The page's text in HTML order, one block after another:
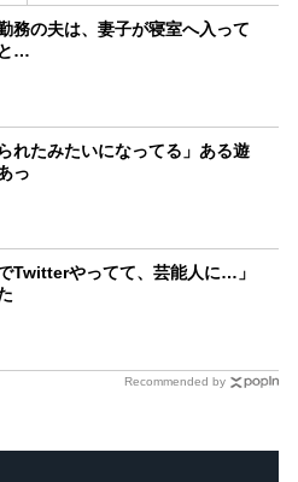
務の夫は、妻子が寝室へ入って
…
れたみたいになってる」ある遊
っ
Twitterやってて、芸能人に…」
Recommended by